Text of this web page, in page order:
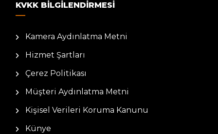
KVKK BILGILENDIRMESI
Kamera Aydınlatma Metni
Hizmet Şartları
Çerez Politikası
Müşteri Aydınlatma Metni
Kişisel Verileri Koruma Kanunu
Künye